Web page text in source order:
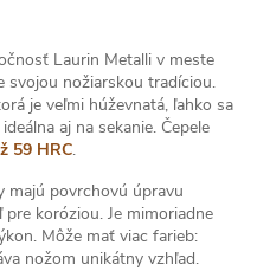
Laurin Metalli v meste
svojou nožiarskou tradíciou.
je veľmi húževnatá, ľahko sa
aj na sekanie. Čepele
59 HRC.
majú povrchovú úpravu
koróziou. Je mimoriadne
Môže mať viac farieb:
nožom unikátny vzhľad.